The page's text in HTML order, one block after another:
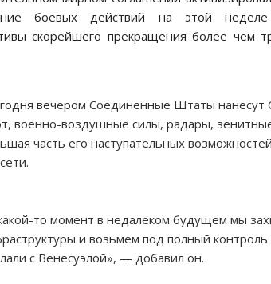
боевых действий на этой неделе
скорейшего прекращения более чем
вечером Соединенные Штаты
военно-воздушные силы, радары,
часть его наступательных
то момент в недалеком будущем мы
и возьмем под полный
с Венесуэлой», — добавил он.